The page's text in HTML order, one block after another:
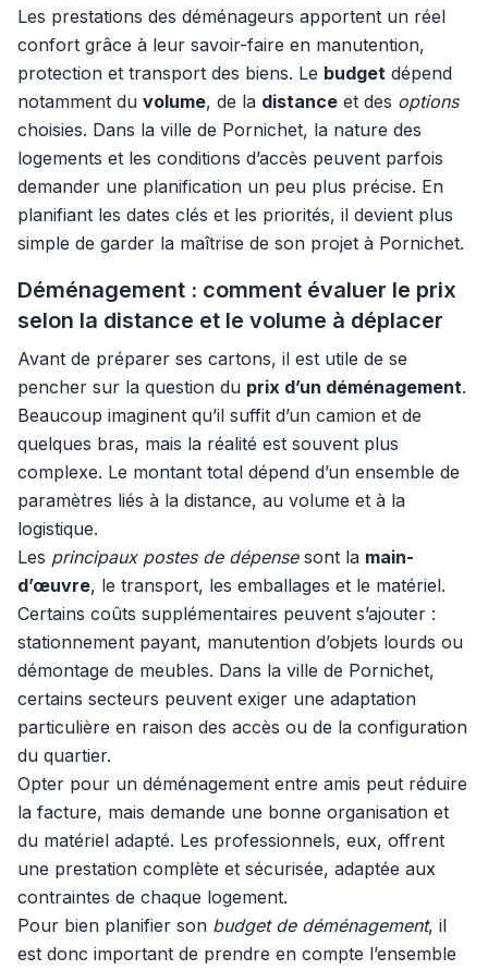
Les prestations des déménageurs apportent un réel
confort grâce à leur savoir-faire en manutention,
protection et transport des biens. Le budget dépend
notamment du volume, de la distance et des options
choisies. Dans la ville de Pornichet, la nature des
logements et les conditions d’accès peuvent parfois
demander une planification un peu plus précise. En
planifiant les dates clés et les priorités, il devient plus
simple de garder la maîtrise de son projet à Pornichet.
Déménagement : comment évaluer le prix
selon la distance et le volume à déplacer
Avant de préparer ses cartons, il est utile de se
pencher sur la question du prix d’un déménagement.
Beaucoup imaginent qu’il suffit d’un camion et de
quelques bras, mais la réalité est souvent plus
complexe. Le montant total dépend d’un ensemble de
paramètres liés à la distance, au volume et à la
logistique.
Les principaux postes de dépensesont la main-
d’œuvre, le transport, les emballages et le matériel.
Certains coûts supplémentaires peuvent s’ajouter :
stationnement payant, manutention d’objets lourds ou
démontage de meubles. Dans la ville de Pornichet,
certains secteurs peuvent exiger une adaptation
particulière en raison des accès ou de la configuration
du quartier.
Opter pour un déménagement entre amis peut réduire
la facture, mais demande une bonne organisation et
du matériel adapté. Les professionnels, eux, offrent
une prestation complète et sécurisée, adaptée aux
contraintes de chaque logement.
Pour bien planifier son budget de déménagement, il
est donc important de prendre en compte l’ensemble